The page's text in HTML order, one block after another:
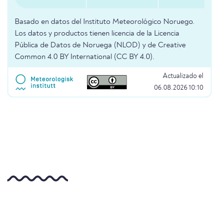
Basado en datos del Instituto Meteorológico Noruego.
Los datos y productos tienen licencia de la Licencia
Pública de Datos de Noruega (NLOD) y de Creative
Common 4.0 BY International (CC BY 4.0).
Actualizado el
06.08.2026 10:10